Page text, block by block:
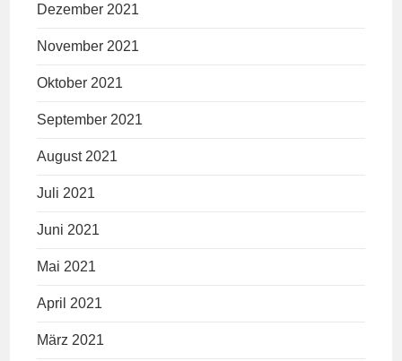
Dezember 2021
November 2021
Oktober 2021
September 2021
August 2021
Juli 2021
Juni 2021
Mai 2021
April 2021
März 2021